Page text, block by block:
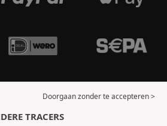
Doorgaan zonder te accepteren >
TRACERS